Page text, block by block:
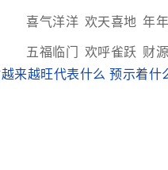
喜气洋洋 欢天喜地 年
五福临门 欢呼雀跃 财
来越旺代表什么 预示着什